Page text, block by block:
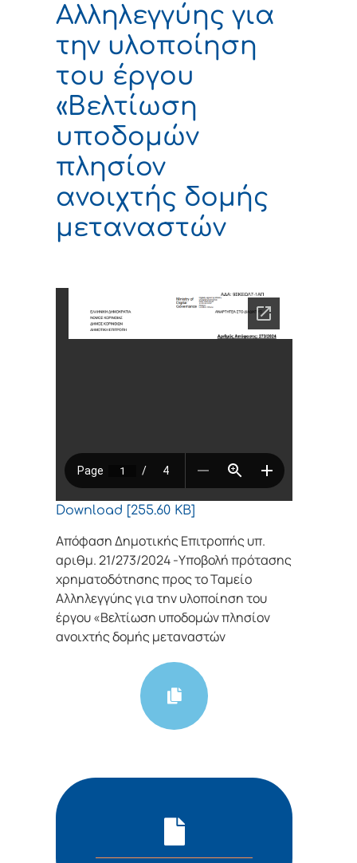
Αλληλεγγύης για
την υλοποίηση
του έργου
«Βελτίωση
υποδομών
πλησίον
ανοιχτής δομής
μεταναστών
Download [255.60 KB]
Απόφαση Δημοτικής Επιτροπής υπ.
αριθμ. 21/273/2024 -Υποβολή πρότασης
χρηματοδότησης προς το Ταμείο
Αλληλεγγύης για την υλοποίηση του
έργου «Βελτίωση υποδομών πλησίον
ανοιχτής δομής μεταναστών